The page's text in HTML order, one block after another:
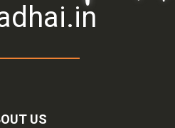
US